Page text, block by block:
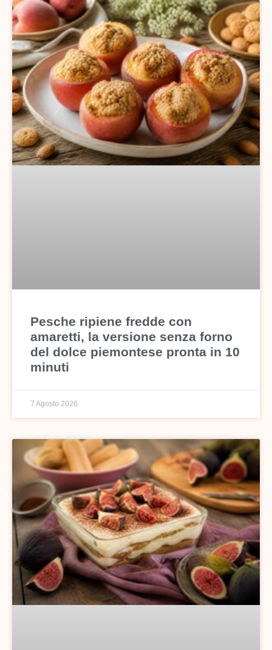
Pesche ripiene fredde con
amaretti, la versione senza forno
del dolce piemontese pronta in 10
minuti
7 Agosto 2026